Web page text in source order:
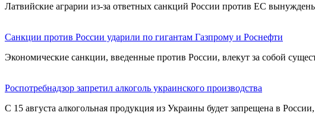
Латвийские аграрии из-за ответных санкций России против ЕС
Санкции против России ударили по гигантам Газпрому и Роснефти
Экономические санкции, введенные против России, влекут за собой
Роспотребнадзор запретил алкоголь украинского производства
С 15 августа алкогольная продукция из Украины будет запрещена в